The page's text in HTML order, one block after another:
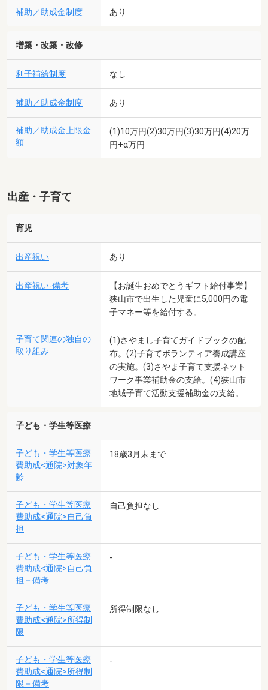
補助／助成金制度 あり
増築・改築・改修
利子補給制度 なし
補助／助成金制度 あり
補助／助成金上限金
額
(1)10万円(2)30万円(3)30万円(4)20万
円+α万円
出産・子育て
育児
出産祝い あり
出産祝い-備考
【お誕生おめでとうギフト給付事業】
狭山市で出生した児童に5,000円の電
子マネー等を給付する。
子育て関連の独自の
取り組み
(1)さやまし子育てガイドブックの配
布。(2)子育てボランティア養成講座
の実施。(3)さやま子育て支援ネット
ワーク事業補助金の支給。(4)狭山市
地域子育て活動支援補助金の支給。
子ども・学生等医療
子ども・学生等医療
費助成<通院>対象年
齢
18歳3月末まで
子ども・学生等医療
費助成<通院>自己負
担
自己負担なし
子ども・学生等医療
費助成<通院>自己負
担－備考
-
子ども・学生等医療
費助成<通院>所得制
限
所得制限なし
子ども・学生等医療
費助成<通院>所得制
限－備考
-